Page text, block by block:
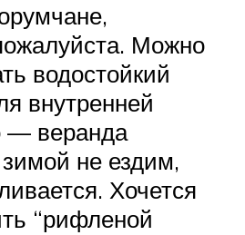
Можно
водостойкий
внутренней
— веранда
не ездим,
Хочется
“рифленой